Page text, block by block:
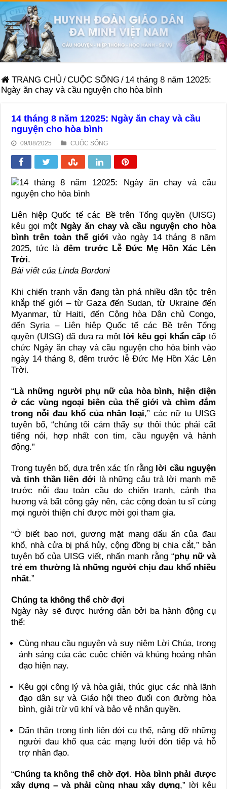
TRANG CHỦ /CUỘC SỐNG / 14 tháng 8 năm 12025:
Ngày ăn chay và cầu nguyện cho hòa bình
14 tháng 8 năm 12025: Ngày ăn chay và cầu
nguyện cho hòa bình
09/08/2025 CUỘC SỐNG
Liên hiệp Quốc tế các Bề trên Tổng quyền (UISG)
kêu gọi một Ngày ăn chay và cầu nguyện cho hòa
bình trên toàn thế giới vào ngày 14 tháng 8 năm
2025, tức làđêm trước Lễ Đức Mẹ Hồn Xác Lên
Trời.
Bài viết của Linda Bordoni
Khi chiến tranh vẫn đang tàn phá nhiều dân tộc trên
khắp thế giới – từ Gaza đến Sudan, từ Ukraine đến
Myanmar, từ Haiti, đến Cộng hòa Dân chủ Congo,
đến Syria – Liên hiệp Quốc tế các Bề trên Tổng
quyền (UISG) đã đưa ra một lời kêu gọi khẩn cấp tổ
chức Ngày ăn chay và cầu nguyện cho hòa bình vào
ngày 14 tháng 8, đêm trước lễ Đức Mẹ Hồn Xác Lên
Trời.
“Là những người phụ nữ của hòa bình, hiện diện
ở các vùng ngoại biên của thế giới và chìm đắm
trong nỗi đau khổ của nhân loại,” các nữ tu UISG
tuyên bố, “chúng tôi cảm thấy sự thôi thúc phải cất
tiếng nói, hợp nhất con tim, cầu nguyện và hành
động.”
Trong tuyên bố, dựa trên xác tín rằng lời cầu nguyện
và tinh thần liên đới là những câu trả lời mạnh mẽ
trước nỗi đau toàn cầu do chiến tranh, cảnh tha
hương và bất công gây nên, các cộng đoàn tu sĩ cùng
mọi người thiện chí được mời gọi tham gia.
“Ở biết bao nơi, gương mặt mang dấu ấn của đau
khổ, nhà cửa bị phá hủy, cộng đồng bị chia cắt,” bản
tuyên bố của UISG viết, nhấn mạnh rằng “phụ nữ và
trẻ em thường là những người chịu đau khổ nhiều
nhất.”
Chúng ta không thể chờ đợi
Ngày này sẽ được hướng dẫn bởi ba hành động cụ
thể:
Cùng nhau cầu nguyện và suy niệm Lời Chúa, trong
ánh sáng của các cuộc chiến và khủng hoảng nhân
đạo hiện nay.
Kêu gọi công lý và hòa giải, thúc giục các nhà lãnh
đạo dân sự và Giáo hội theo đuổi con đường hòa
bình, giải trừ vũ khí và bảo vệ nhân quyền.
Dấn thân trong tình liên đới cụ thể, nâng đỡ những
người đau khổ qua các mạng lưới đón tiếp và hỗ
trợ nhân đạo.
“Chúng ta không thể chờ đợi. Hòa bình phải được
xây dựng – và phải cùng nhau xây dựng,” lời kêu